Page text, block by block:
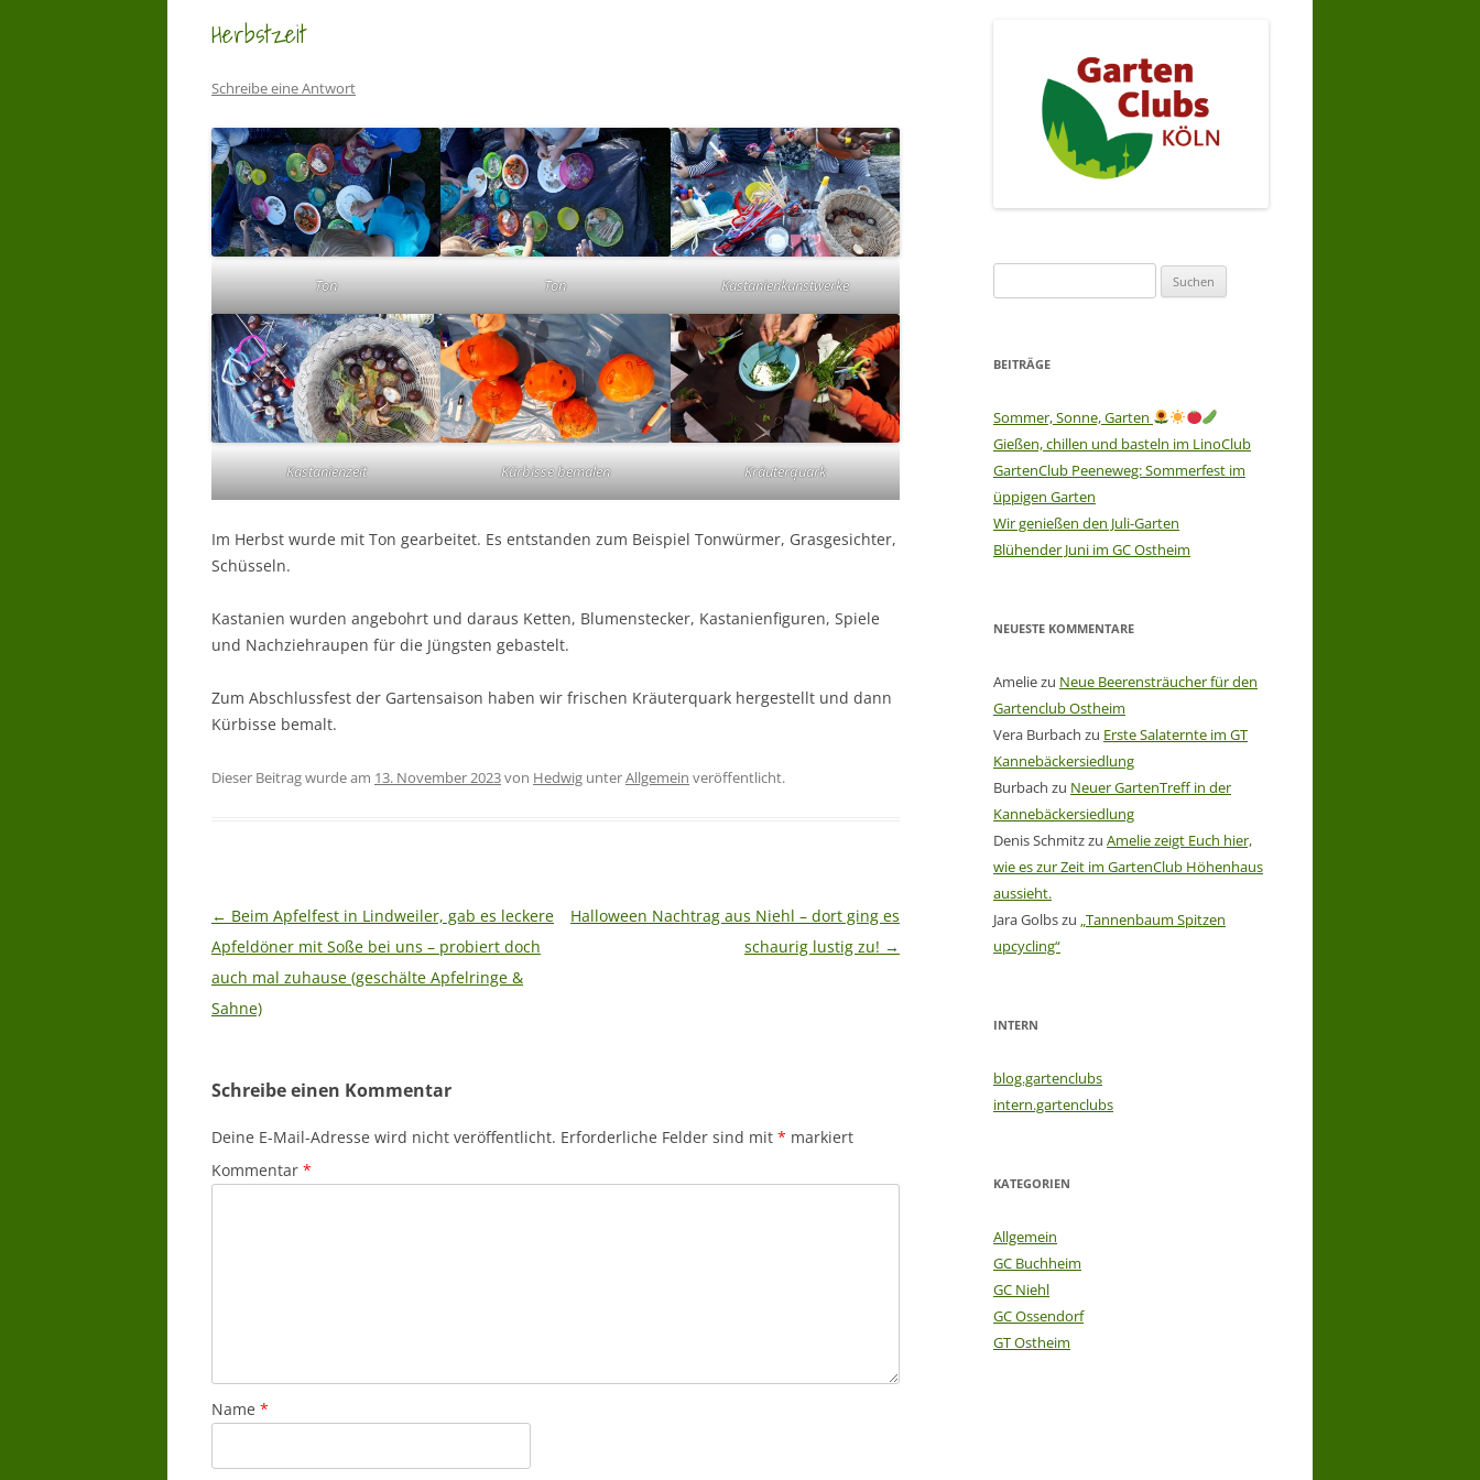
Herbstzeit
Schreibe eine Antwort
Ton Ton Kastanienkunstwerke
Kastanienzeit Kürbisse bemalen Kräuterquark
Im Herbst wurde mit Ton gearbeitet. Es entstanden zum Beispiel Tonwürmer, Grasgesichter,
Schüsseln.
Kastanien wurden angebohrt und daraus Ketten, Blumenstecker, Kastanienfiguren, Spiele
und Nachziehraupen für die Jüngsten gebastelt.
Zum Abschlussfest der Gartensaison haben wir frischen Kräuterquark hergestellt und dann
Kürbisse bemalt.
Dieser Beitrag wurde am 13. November 2023von Hedwig unterAllgemein veröffentlicht.
Beitragsnavigation
← Beim Apfelfest in Lindweiler, gab es leckere
Apfeldöner mit Soße bei uns – probiert doch
auch mal zuhause (geschälte Apfelringe &
Sahne)
Halloween Nachtrag aus Niehl – dort ging es
schaurig lustig zu! →
Schreibe einen Kommentar
Deine E-Mail-Adresse wird nicht veröffentlicht. Erforderliche Felder sind mit * markiert
Kommentar *
Name *
nach:
BEITRÄGE
Sommer, Sonne, Garten
Gießen, chillen und basteln im LinoClub
GartenClub Peeneweg: Sommerfest im
üppigen Garten
Wir genießen den Juli-Garten
Blühender Juni im GC Ostheim
NEUESTE KOMMENTARE
Ameliezu Neue Beerensträucher für den
Gartenclub Ostheim
Vera Burbach zu Erste Salaternte im GT
Kannebäckersiedlung
Burbach zu Neuer GartenTreff in der
Kannebäckersiedlung
Denis Schmitzzu Amelie zeigt Euch hier,
wie es zur Zeit im GartenClub Höhenhaus
aussieht.
Jara Golbszu „Tannenbaum Spitzen
upcycling“
INTERN
blog.gartenclubs
intern.gartenclubs
KATEGORIEN
Allgemein
GC Buchheim
GC Niehl
GC Ossendorf
GT Ostheim